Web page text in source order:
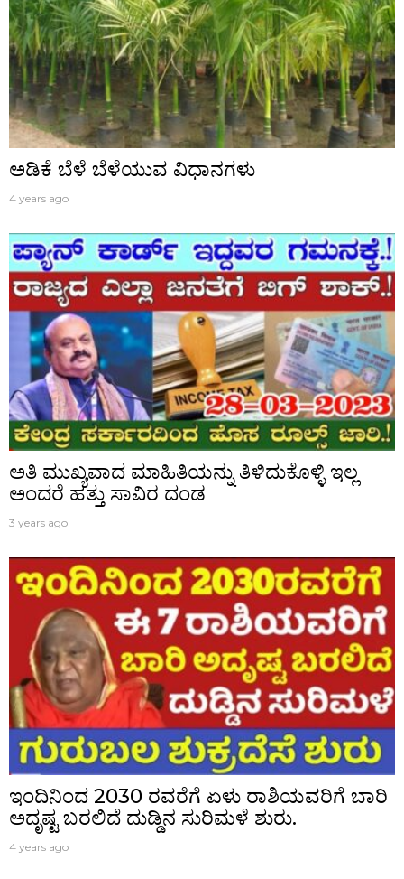
ಅಡಿಕೆ ಬೆಳೆ ಬೆಳೆಯುವ ವಿಧಾನಗಳು
4 years ago
ಅತಿ ಮುಖ್ಯವಾದ ಮಾಹಿತಿಯನ್ನು ತಿಳಿದುಕೊಳ್ಳಿ ಇಲ್ಲ
ಅಂದರೆ ಹತ್ತು ಸಾವಿರ ದಂಡ
3 years ago
ಇಂದಿನಿಂದ 2030 ರವರೆಗೆ ಏಳು ರಾಶಿಯವರಿಗೆ ಬಾರಿ
ಅದೃಷ್ಟ ಬರಲಿದೆ ದುಡ್ಡಿನ ಸುರಿಮಳೆ ಶುರು.
4 years ago